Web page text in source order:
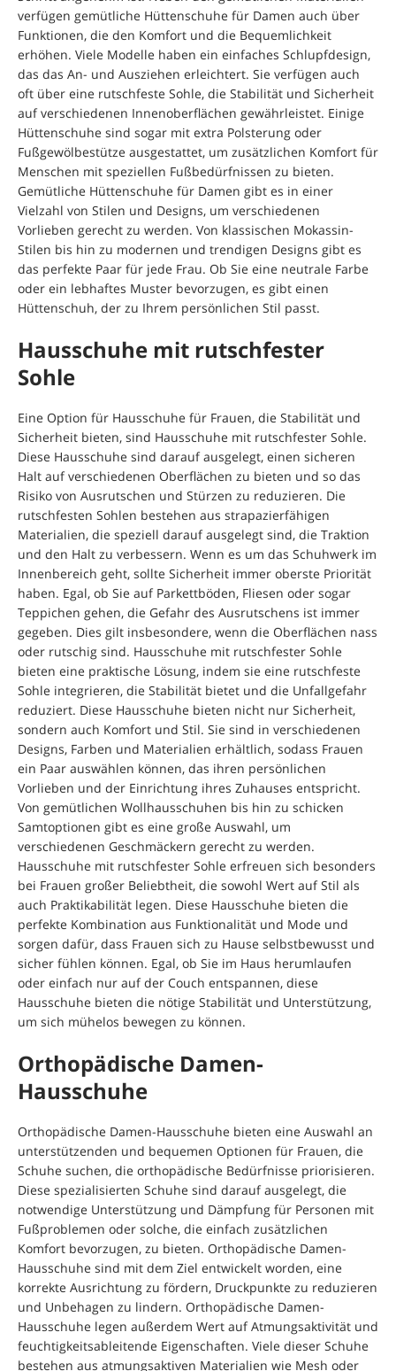
verfügen gemütliche Hüttenschuhe für Damen auch über
Funktionen, die den Komfort und die Bequemlichkeit
erhöhen. Viele Modelle haben ein einfaches Schlupfdesign,
das das An- und Ausziehen erleichtert. Sie verfügen auch
oft über eine rutschfeste Sohle, die Stabilität und Sicherheit
auf verschiedenen Innenoberflächen gewährleistet. Einige
Hüttenschuhe sind sogar mit extra Polsterung oder
Fußgewölbestütze ausgestattet, um zusätzlichen Komfort für
Menschen mit speziellen Fußbedürfnissen zu bieten.
Gemütliche Hüttenschuhe für Damen gibt es in einer
Vielzahl von Stilen und Designs, um verschiedenen
Vorlieben gerecht zu werden. Von klassischen Mokassin-
Stilen bis hin zu modernen und trendigen Designs gibt es
das perfekte Paar für jede Frau. Ob Sie eine neutrale Farbe
oder ein lebhaftes Muster bevorzugen, es gibt einen
Hüttenschuh, der zu Ihrem persönlichen Stil passt.
Hausschuhe mit rutschfester
Sohle
Eine Option für Hausschuhe für Frauen, die Stabilität und
Sicherheit bieten, sind Hausschuhe mit rutschfester Sohle.
Diese Hausschuhe sind darauf ausgelegt, einen sicheren
Halt auf verschiedenen Oberflächen zu bieten und so das
Risiko von Ausrutschen und Stürzen zu reduzieren. Die
rutschfesten Sohlen bestehen aus strapazierfähigen
Materialien, die speziell darauf ausgelegt sind, die Traktion
und den Halt zu verbessern. Wenn es um das Schuhwerk im
Innenbereich geht, sollte Sicherheit immer oberste Priorität
haben. Egal, ob Sie auf Parkettböden, Fliesen oder sogar
Teppichen gehen, die Gefahr des Ausrutschens ist immer
gegeben. Dies gilt insbesondere, wenn die Oberflächen nass
oder rutschig sind. Hausschuhe mit rutschfester Sohle
bieten eine praktische Lösung, indem sie eine rutschfeste
Sohle integrieren, die Stabilität bietet und die Unfallgefahr
reduziert. Diese Hausschuhe bieten nicht nur Sicherheit,
sondern auch Komfort und Stil. Sie sind in verschiedenen
Designs, Farben und Materialien erhältlich, sodass Frauen
ein Paar auswählen können, das ihren persönlichen
Vorlieben und der Einrichtung ihres Zuhauses entspricht.
Von gemütlichen Wollhausschuhen bis hin zu schicken
Samtoptionen gibt es eine große Auswahl, um
verschiedenen Geschmäckern gerecht zu werden.
Hausschuhe mit rutschfester Sohle erfreuen sich besonders
bei Frauen großer Beliebtheit, die sowohl Wert auf Stil als
auch Praktikabilität legen. Diese Hausschuhe bieten die
perfekte Kombination aus Funktionalität und Mode und
sorgen dafür, dass Frauen sich zu Hause selbstbewusst und
sicher fühlen können. Egal, ob Sie im Haus herumlaufen
oder einfach nur auf der Couch entspannen, diese
Hausschuhe bieten die nötige Stabilität und Unterstützung,
um sich mühelos bewegen zu können.
Orthopädische Damen-
Hausschuhe
Orthopädische Damen-Hausschuhe bieten eine Auswahl an
unterstützenden und bequemen Optionen für Frauen, die
Schuhe suchen, die orthopädische Bedürfnisse priorisieren.
Diese spezialisierten Schuhe sind darauf ausgelegt, die
notwendige Unterstützung und Dämpfung für Personen mit
Fußproblemen oder solche, die einfach zusätzlichen
Komfort bevorzugen, zu bieten. Orthopädische Damen-
Hausschuhe sind mit dem Ziel entwickelt worden, eine
korrekte Ausrichtung zu fördern, Druckpunkte zu reduzieren
und Unbehagen zu lindern. Orthopädische Damen-
Hausschuhe legen außerdem Wert auf Atmungsaktivität und
feuchtigkeitsableitende Eigenschaften. Viele dieser Schuhe
bestehen aus atmungsaktiven Materialien wie Mesh oder